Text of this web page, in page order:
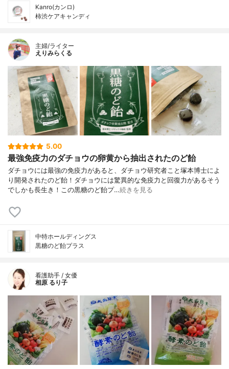
Kanro(カンロ)
柿渋ケアキャンディ
主婦/ライター
えりみらくる
5.00
最強免疫力のダチョウの卵黄から抽出されたのど飴
ダチョウには最強の免疫力があると、ダチョウ研究者こと塚本博士によ
り開発されたのど飴！ダチョウには驚異的な免疫力と回復力があるそう
でしかも長生き！この黒糖のど飴プ…続きを見る
中特ホールディングス
黒糖のど飴プラス
看護助手 / 女優
相原 るり子